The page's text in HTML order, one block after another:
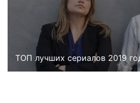
ТОП лучших сериалов 2019